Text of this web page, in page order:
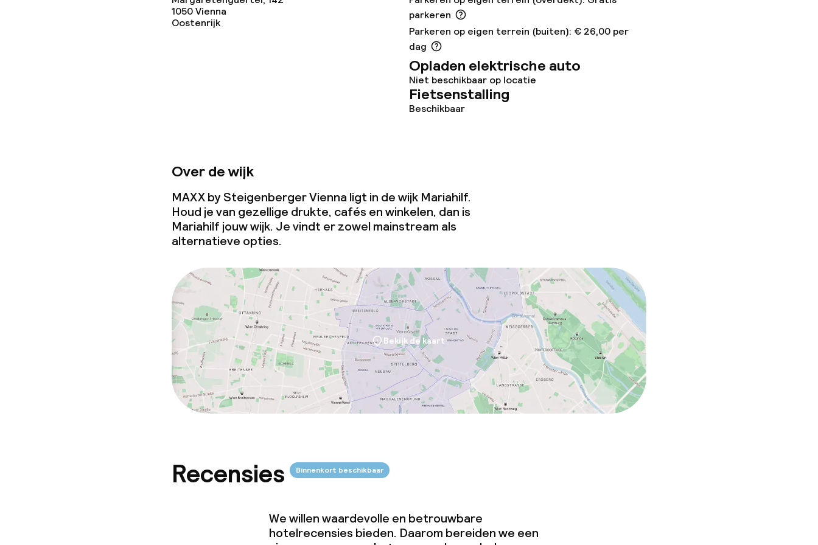
Schoonmaakvoorzieningen
Beleid
Borg bij aankomst
Overal rookvrij
1050Vienna
Oostenrijk
parkeren
Parkeren op eigen terrein (buiten): € 26,00 per
dag
Opladen elektrische auto
Niet beschikbaar op locatie
Fietsenstalling
Beschikbaar
Over de wijk
MAXX by Steigenberger Vienna ligt in de wijk Mariahilf.
Houd je van gezellige drukte, cafés en winkelen, dan is
Mariahilf jouw wijk. Je vindt er zowel mainstream als
alternatieve opties.
Bekijk de kaart
Recensies Binnenkort beschikbaar
We willen waardevolle en betrouwbare
hotelrecensies bieden. Daarom bereiden we een